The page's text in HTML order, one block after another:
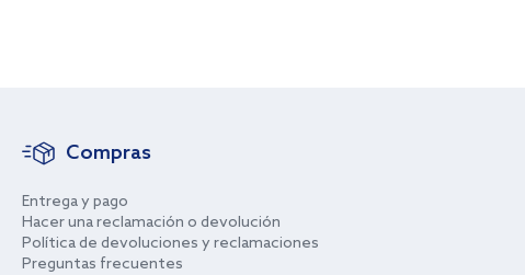
Compras
Entrega y pago
Hacer una reclamación o devolución
Política de devoluciones y reclamaciones
Preguntas frecuentes